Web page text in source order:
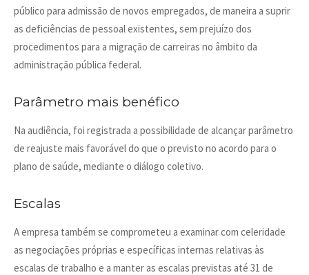
público para admissão de novos empregados, de maneira a suprir
as deficiências de pessoal existentes, sem prejuízo dos
procedimentos para a migração de carreiras no âmbito da
administração pública federal.
Parâmetro mais benéfico
Na audiência, foi registrada a possibilidade de alcançar parâmetro
de reajuste mais favorável do que o previsto no acordo para o
plano de saúde, mediante o diálogo coletivo.
Escalas
A empresa também se comprometeu a examinar com celeridade
as negociações próprias e específicas internas relativas às
escalas de trabalho e a manter as escalas previstas até 31 de